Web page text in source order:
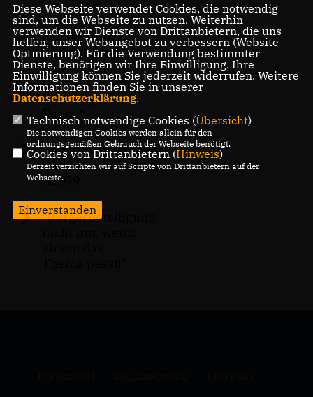
Viele Risse in
der Wohnung
und auf dem
Balkon, im
Dachgeschoss
Risse in jedem
Raum.“
Gesundheitsstandort,
Geothermie und
G8/G9
"Bürgerbeteiligung
Diese Webseite verwendet Cookies, die notwendig
sind, um die Webseite zu nutzen. Weiterhin
verwenden wir Dienste von Drittanbietern, die uns
helfen, unser Webangebot zu verbessern (Website-
Optmierung). Für die Verwendung bestimmter
Dienste, benötigen wir Ihre Einwilligung. Ihre
Einwilligung können Sie jederzeit widerrufen. Weitere
Informationen finden Sie in unserer
Datenschutzerklärung.
Technisch notwendige Cookies (Übersicht)
Die notwendigen Cookies werden allein für den
ordnungsgemäßen Gebrauch der Webseite benötigt.
Cookies von Drittanbietern (Hinweis)
Derzeit verzichten wir auf Scripte von Drittanbietern auf der
Webseite.
Einverstanden